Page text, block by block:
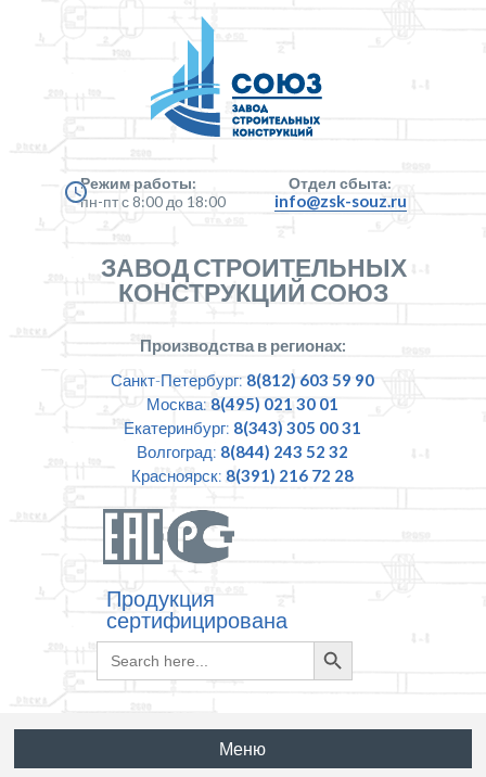
Режим работы:
пн-пт с 8:00 до 18:00
Отдел сбыта:
info@zsk-souz.ru
ЗАВОД СТРОИТЕЛЬНЫХ
КОНСТРУКЦИЙ СОЮЗ
Производства в регионах:
Санкт-Петербург: 8(812) 603 59 90
Москва: 8(495) 021 30 01
Екатеринбург: 8(343) 305 00 31
Волгоград: 8(844) 243 52 32
Красноярск: 8(391) 216 72 28
Продукция
сертифицирована
Search
for:
Search
Button
Меню